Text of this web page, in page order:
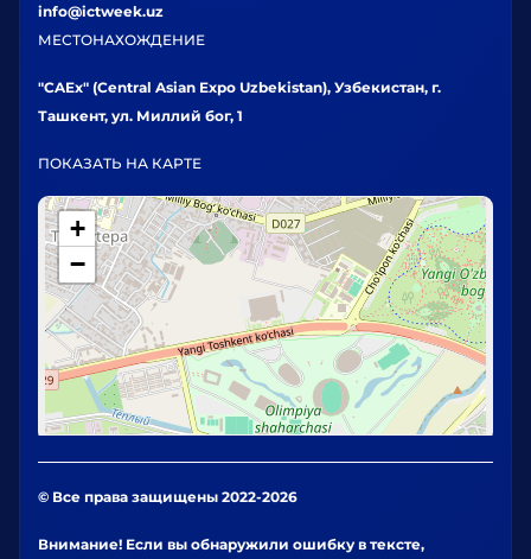
info@ictweek.uz
МЕСТОНАХОЖДЕНИЕ
"CAEx" (Central Asian Expo Uzbekistan), Узбекистан, г.
Ташкент, ул. Миллий бог, 1
ПОКАЗАТЬ НА КАРТЕ
+
−
© Все права защищены 2022-2026
Внимание! Если вы обнаружили ошибку в тексте,